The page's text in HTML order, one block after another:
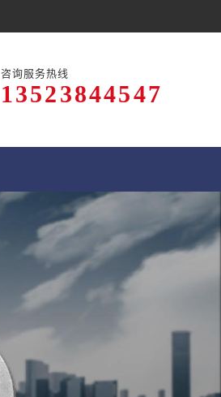
咨询服务热线
13523844547